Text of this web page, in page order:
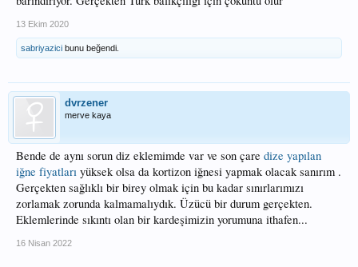
13 Ekim 2020
sabriyazici bunu beğendi.
dvrzener
merve kaya
Bende de aynı sorun diz eklemimde var ve son çare dize yapılan
iğne fiyatları yüksek olsa da kortizon iğnesi yapmak olacak sanırım .
Gerçekten sağlıklı bir birey olmak için bu kadar sınırlarımızı
zorlamak zorunda kalmamalıydık. Üzücü bir durum gerçekten.
Eklemlerinde sıkıntı olan bir kardeşimizin yorumuna ithafen...
16 Nisan 2022